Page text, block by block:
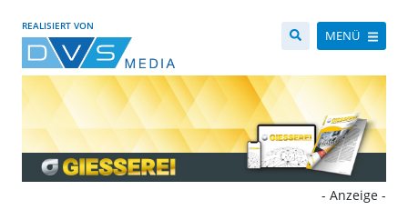
REALISIERT VON
MENÜ
- Anzeige -